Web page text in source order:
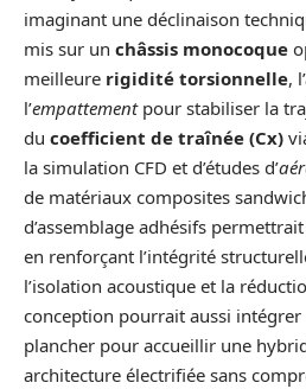
imaginant une déclinaison
mis sur un châssis monocoque
meilleure rigidité torsionnelle,
l’empattementpour stabiliser la
du coefficient de traînée (Cx)
la simulation CFD et d’études d’
de matériaux composites
d’assemblage adhésifs
en renforçant l’intégrité
l’isolation acoustique et la
conception pourrait aussi
plancher pour accueillir une
architecture électrifiée sans